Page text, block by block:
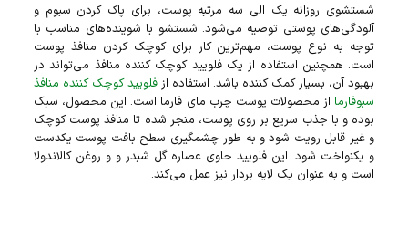
شستشوی روزانه یک الی سه مرتبه پوست، برای پاک کردن سبوم و
آلودگی‌های پوستی توصیه می‌شود. شستشو با شوینده‌های مناسب با
توجه به نوع پوست، مهم‌ترین کار برای کوچک کردن منافذ پوست
است. همچنین استفاده از یک فلویید کوچک کننده منافذ می‌تواند در
بهبود آن، بسیار کمک کننده باشد. استفاده ازفلویید کوچک کننده منافذ
سبوفارمااز محصولات پوست چرب مای فارما است. این محصول، سبک
بوده و با جذب سریع بر روی پوست، منجر شده تا منافذ پوست کوچک
و غیر قابل رویت شود و به طور چشمگیری سطح بافت پوست یکدست
و یکنواخت شود. این فلویید حاوی عصاره گل شبدر و و روغن کالاندولا
است و به عنوان یک لایه بردار نیز عمل می‌کند.